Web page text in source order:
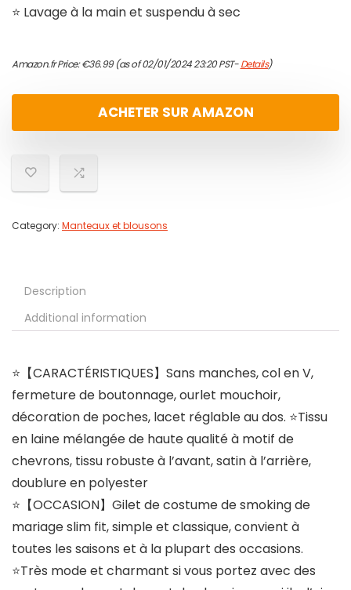
⭐ Lavage à la main et suspendu à sec
Amazon.fr Price:€36.99(as of 02/01/2024 23:20 PST-Details)
ACHETER SUR AMAZON
Category: Manteaux et blousons
Description
Additional information
⭐【CARACTÉRISTIQUES】Sans manches, col en V,
fermeture de boutonnage, ourlet mouchoir,
décoration de poches, lacet réglable au dos. ⭐Tissu
en laine mélangée de haute qualité à motif de
chevrons, tissu robuste à l’avant, satin à l’arrière,
doublure en polyester
⭐【OCCASION】Gilet de costume de smoking de
mariage slim fit, simple et classique, convient à
toutes les saisons et à la plupart des occasions.
⭐Très mode et charmant si vous portez avec des